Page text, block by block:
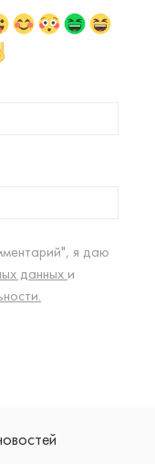
я даю
данных и